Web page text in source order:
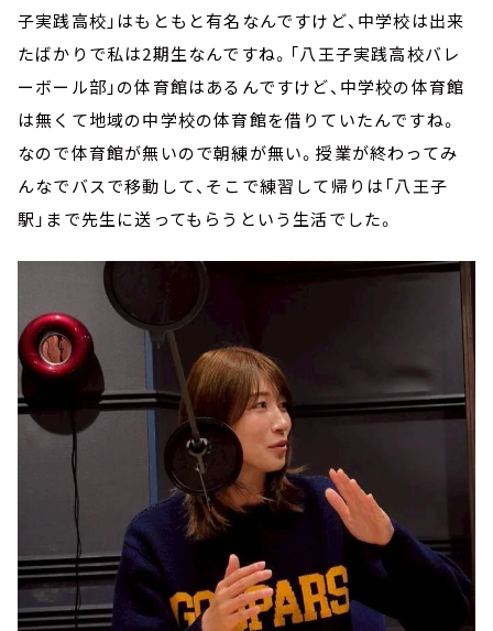
子実践高校」はもともと有名なんですけど、中学校は出来
たばかりで私は2期生なんですね。「八王子実践高校バレ
ーボール部」の体育館はあるんですけど、中学校の体育館
は無くて地域の中学校の体育館を借りていたんですね。
なので体育館が無いので朝練が無い。授業が終わってみ
んなでバスで移動して、そこで練習して帰りは「八王子
駅」まで先生に送ってもらうという生活でした。